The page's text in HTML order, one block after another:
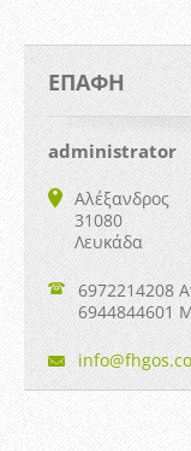
ΕΠΑΦΉ
administrator
Αλέξανδρος
31080
Λευκάδα
6972214208
6944844601
info@fhg